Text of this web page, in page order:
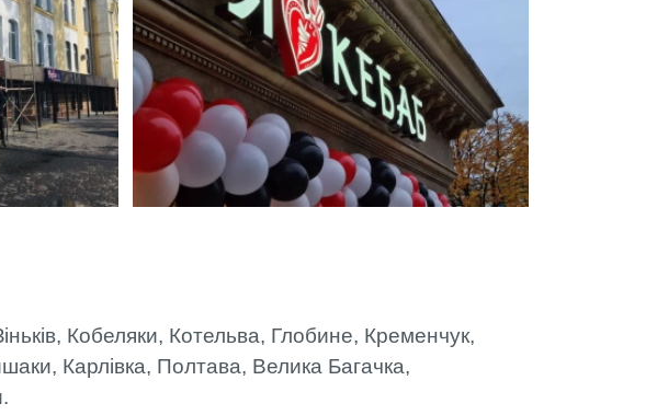
Кобеляки, Котельва, Глобине, Кременчук,
Карлівка, Полтава, Велика Багачка,